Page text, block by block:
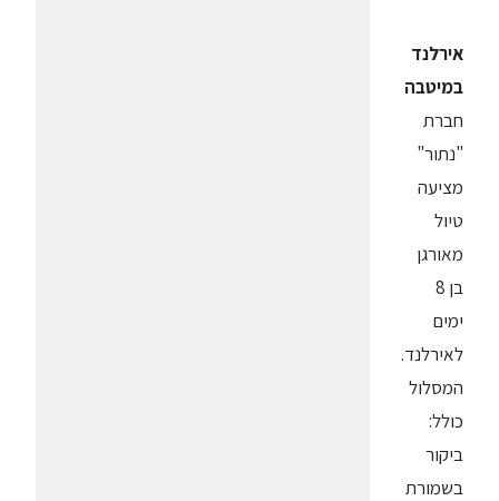
אירלנד
במיטבה
חברת
"נתור"
מציעה
טיול
מאורגן
בן 8
ימים
לאירלנד.
המסלול
כולל:
ביקור
בשמורת